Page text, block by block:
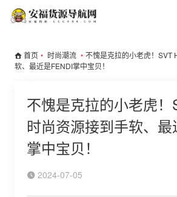
首页 • 时尚潮流 • 不愧是克拉的小老虎！SVT
软、最近是FENDI掌中宝贝！
不愧是克拉的小老虎！
时尚资源接到手软、
掌中宝贝！
2024-07-05